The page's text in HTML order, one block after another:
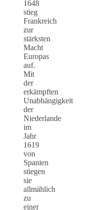
1648
stieg
Frankreich
zur
stärksten
Macht
Europas
auf.
Mit
der
erkämpften
Unabhängigkeit
der
Niederlande
im
Jahr
1619
von
Spanien
stiegen
sie
allmählich
zu
einer